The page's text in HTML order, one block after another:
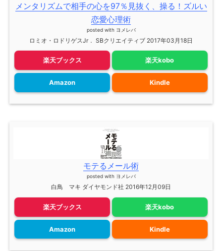
メンタリズムで相手の心を97％見抜く、操る！ズルい
恋愛心理術
posted with ヨメレバ
ロミオ・ロドリゲスJr． SBクリエイティブ 2017年03月18日
楽天ブックス 楽天kobo
Amazon Kindle
モテるメール術
posted with ヨメレバ
白鳥 マキ ダイヤモンド社 2016年12月09日
楽天ブックス 楽天kobo
Amazon Kindle